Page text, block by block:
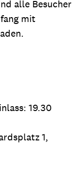
alle Besucher
mit
19.30
1,